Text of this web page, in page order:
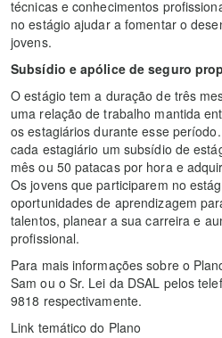
técnicas e conhecimentos
no estágio ajudar a fomentar o
jovens.
Subsídio e apólice de seguro
O estágio tem a duração de três
uma relação de trabalho mantida
os estagiários durante esse
cada estagiário um subsídio de
mês ou 50 patacas por hora e
Os jovens que participarem no
oportunidades de aprendizagem
talentos, planear a sua carreira e
profissional.
Para mais informações sobre o
Sam ou o Sr. Lei da DSAL pelos
9818 respectivamente.
Link temático do Plano